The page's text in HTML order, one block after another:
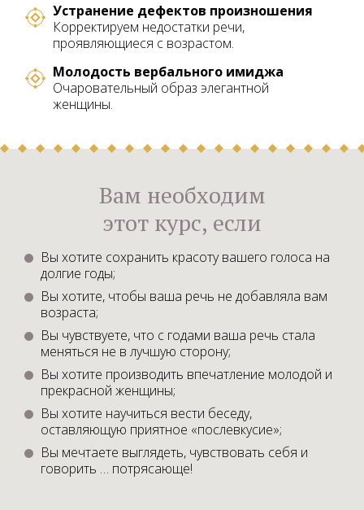
Корректируем недостатки речи,
проявляющиеся с возрастом.
Устранение дефектов произношения
Очаровательный образ элегантной
женщины.
Молодость вербального имиджа
Вам необходим
этот курс, если
Вы хотите сохранить красоту вашего голоса на
долгие годы;
Вы хотите, чтобы ваша речь не добавляла вам
возраста;
Вы чувствуете, что с годами ваша речь стала
меняться не в лучшую сторону;
Вы хотите производить впечатление молодой и
прекрасной женщины;
Вы хотите научиться вести беседу,
оставляющую приятное «послевкусие»;
Вы мечтаете выглядеть, чувствовать себя и
говорить … потрясающе!